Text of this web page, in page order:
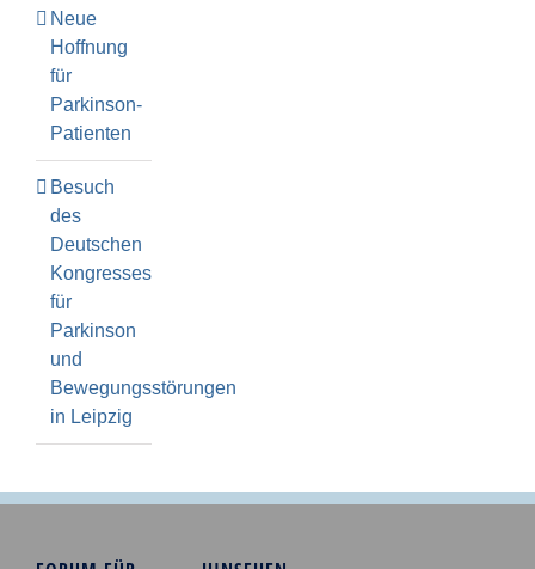
Neue
Hoffnung
für
Parkinson-
Patienten
Besuch
des
Deutschen
Kongresses
für
Parkinson
und
Bewegungsstörungen
in Leipzig